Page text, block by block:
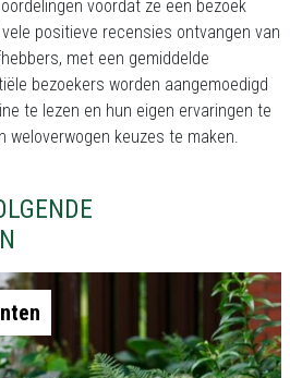
voordat ze een bezoek
positieve recensies ontvangen van
met een gemiddelde
bezoekers worden aangemoedigd
te lezen en hun eigen ervaringen te
weloverwogen keuzes te maken.